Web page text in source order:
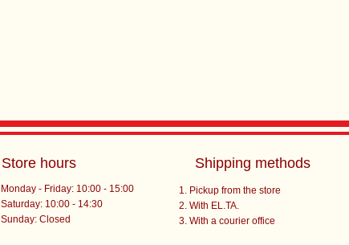
Store hours
Monday - Friday: 10:00 - 15:00
Saturday: 10:00 - 14:30
​Sunday: Closed
Shipping methods
Pickup from the store
With EL.TA.
With a courier office